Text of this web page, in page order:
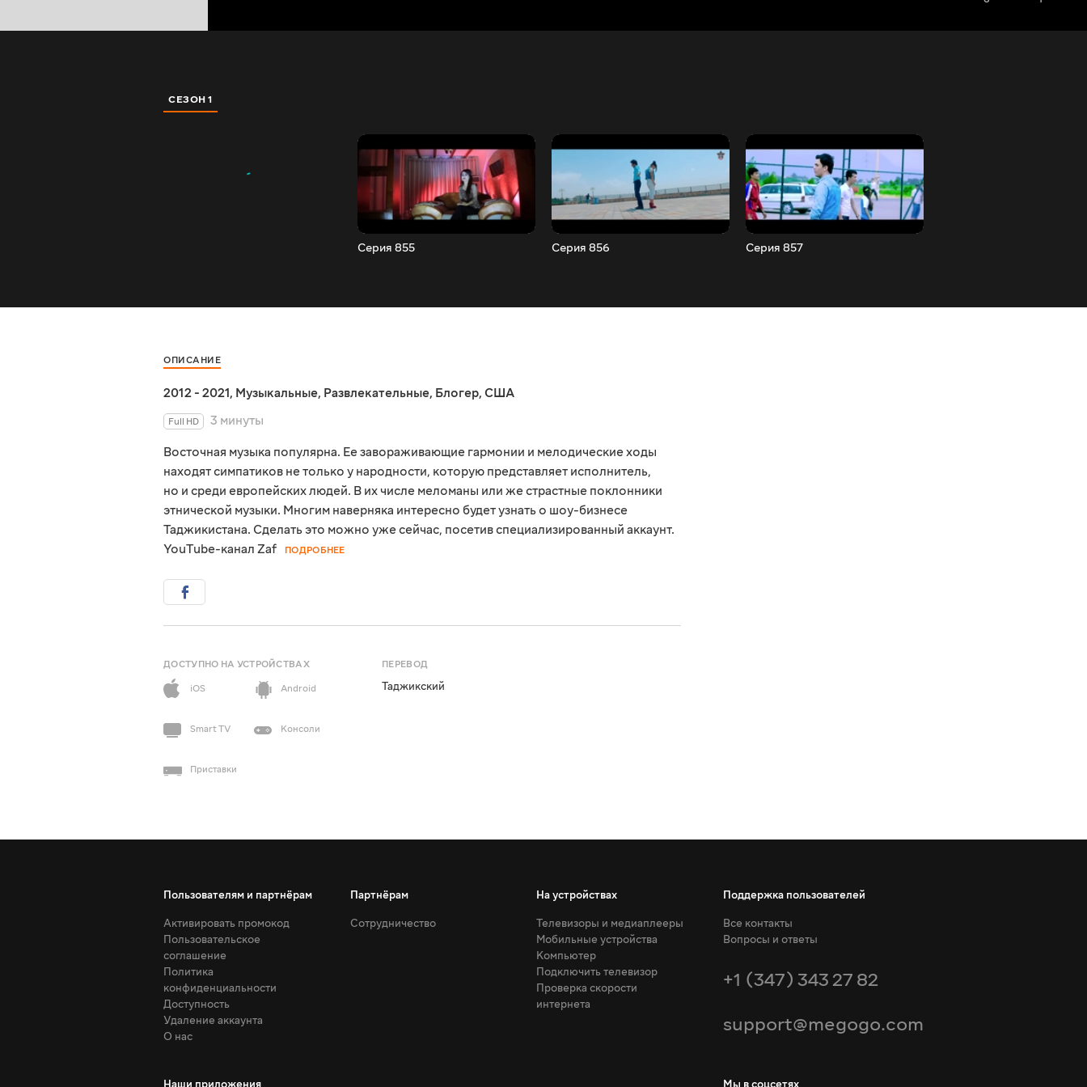
СЕЗОН 1
Серия 855 Серия 856 Серия 857
ОПИСАНИЕ
2012 - 2021, Музыкальные, Развлекательные, Блогер, США
Full HD
3 минуты
Восточная музыка популярна. Ее завораживающие гармонии и мелодические ходы
находят симпатиков не только у народности, которую представляет исполнитель,
но и среди европейских людей. В их числе меломаны или же страстные поклонники
этнической музыки. Многим наверняка интересно будет узнать о шоу-бизнесе
Таджикистана. Сделать это можно уже сейчас, посетив специализированный аккаунт.
YouTube-канал Zaf
ПОДРОБНЕЕ
ДОСТУПНО НА УСТРОЙСТВАХ
iOS
Android
Smart TV Консоли
Приставки
ПЕРЕВОД
Таджикский
Пользователям и партнёрам
Активировать промокод
Пользовательское
соглашение
Политика
конфиденциальности
Доступность
Удаление аккаунта
О нас
Партнёрам
Сотрудничество
На устройствах
Телевизоры и медиаплееры
Мобильные устройства
Компьютер
Подключить телевизор
Проверка скорости
интернета
Поддержка пользователей
Все контакты
Вопросы и ответы
+1 (347) 343 27 82
support@megogo.com